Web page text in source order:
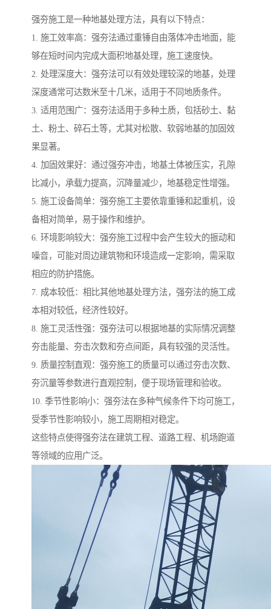
强夯施工是一种地基处理方法，具有以下特点：
1. 施工效率高：强夯法通过重锤自由落体冲击地面，能
够在短时间内完成大面积地基处理，施工速度快。
2. 处理深度大：强夯法可以有效处理较深的地基，处理
深度通常可达数米至十几米，适用于不同地质条件。
3. 适用范围广：强夯法适用于多种土质，包括砂土、黏
土、粉土、碎石土等，尤其对松散、软弱地基的加固效
果显著。
4. 加固效果好：通过强夯冲击，地基土体被压实，孔隙
比减小，承载力提高，沉降量减少，地基稳定性增强。
5. 施工设备简单：强夯施工主要依靠重锤和起重机，设
备相对简单，易于操作和维护。
6. 环境影响较大：强夯施工过程中会产生较大的振动和
噪音，可能对周边建筑物和环境造成一定影响，需采取
相应的防护措施。
7. 成本较低：相比其他地基处理方法，强夯法的施工成
本相对较低，经济性较好。
8. 施工灵活性强：强夯法可以根据地基的实际情况调整
夯击能量、夯击次数和夯点间距，具有较强的灵活性。
9. 质量控制直观：强夯施工的质量可以通过夯击次数、
夯沉量等参数进行直观控制，便于现场管理和验收。
10. 季节性影响小：强夯法在多种气候条件下均可施工，
受季节性影响较小，施工周期相对稳定。
这些特点使得强夯法在建筑工程、道路工程、机场跑道
等领域的应用广泛。